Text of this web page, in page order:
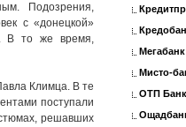
Подозрения,
с «донецкой»
В то же время,
Климца. В те
поступали
решавших
Мегабанк
Мисто-
ОТП Банк